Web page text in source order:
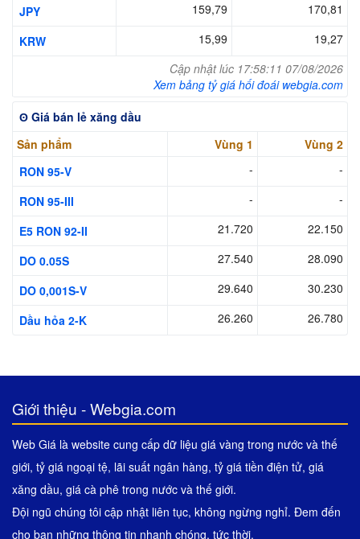
JPY
159,79
170,81
KRW
15,99
19,27
Cập nhật lúc 17:58:11 07/08/2026
Xem bảng tỷ giá hối đoái webgia.com
ʘ Giá bán lẻ xăng dầu
Sản phẩm
Vùng 1
Vùng 2
RON 95-V
-
-
RON 95-III
-
-
E5 RON 92-II
21.720
22.150
DO 0.05S
27.540
28.090
DO 0,001S-V
29.640
30.230
Dầu hỏa 2-K
26.260 26.780
Giới thiệu - Webgia.com
Web Giá là website cung cấp dữ liệu giá vàng trong nước và thế
giới, tỷ giá ngoại tệ, lãi suất ngân hàng, tỷ giá tiền điện tử, giá
xăng dầu, giá cà phê trong nước và thế giới.
Đội ngũ chúng tôi cập nhật liên tục, không ngừng nghỉ. Đem đến
cho bạn những thông tin nhanh chóng, tức thời.